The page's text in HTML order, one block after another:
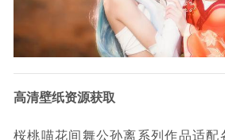
高清壁纸资源获取
桜桃喵花间舞公孙离系列作品适配